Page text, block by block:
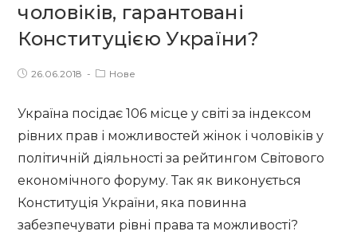
чоловіків, гарантовані
Конституцією України?
Post26.06.2018
PostНове
Україна посідає 106 місце у світі за індексом
рівних прав і можливостей жінок і чоловіків у
політичній діяльності за рейтингом Світового
економічного форуму. Так як виконується
Конституція України, яка повинна
забезпечувати рівні права та можливості?